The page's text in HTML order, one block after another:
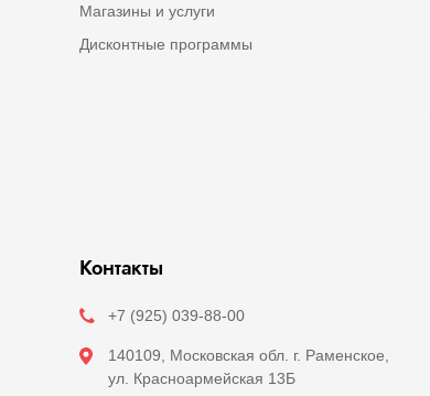
Магазины и услуги
Дисконтные программы
Контакты
+7 (925) 039-88-00
140109, Московская обл. г. Раменское,
ул. Красноармейская 13Б